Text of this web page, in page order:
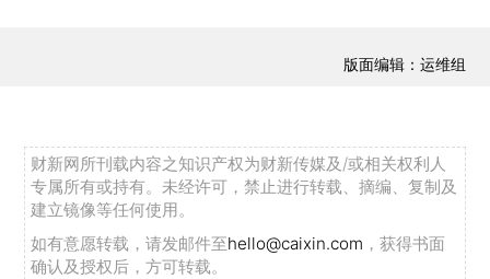
版面编辑：运维组
财新网所刊载内容之知识产权为财新传媒及/或相关权利人
专属所有或持有。未经许可，禁止进行转载、摘编、复制及
建立镜像等任何使用。
如有意愿转载，请发邮件至hello@caixin.com ，获得书面
确认及授权后，方可转载。